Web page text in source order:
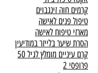
קרמים חוה זינגבוים
טיפול פנים לאישה
מארזי טיפוח לאישה
הסרת שיער בלייזר במודיעין
קרם עיניים מומלץ לגיל 50
פרופסי 2